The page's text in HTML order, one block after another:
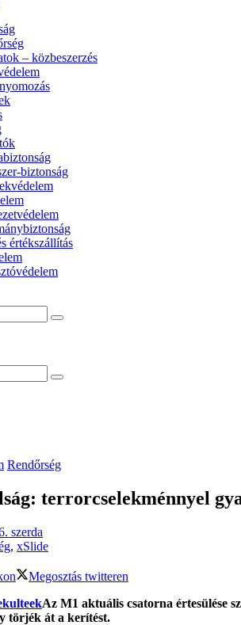
– közbeszerzés
biztonság
értékszállítás
Rendőrség
terrorcselekménnyel
szerda
, xSlide
Megosztás twitteren
Az M1 aktuális csatorna értesülése
törjék át a kerítést.